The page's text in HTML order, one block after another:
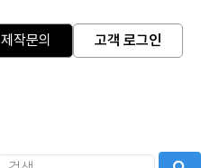
제작문의 고객 로그인